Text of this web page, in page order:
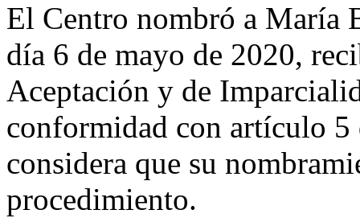
El Centro nombró a María
día 6 de mayo de 2020,
Aceptación y de
conformidad con artículo
considera que su
procedimiento.